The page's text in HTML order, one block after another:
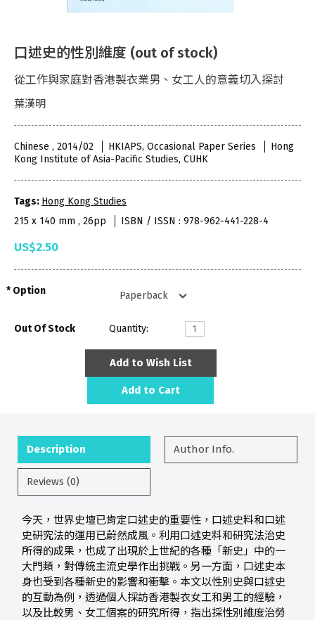
口述史的性別維度 (out of stock)
從工作與家庭對香港製衣業男、女工人的意義切入探討
葉漢明
Chinese , 2014/02 HKIAPS, Occasional Paper Series
Hong
Kong Institute of Asia-Pacific Studies, CUHK
Tags: Hong Kong Studies
215 x 140 mm , 26pp
ISBN / ISSN : 978-962-441-228-4
US$2.50
Option
Out Of Stock Quantity:
Add to Wish List
Add to Cart
Description Author Info.
Reviews (0)
今天，世界史壇已肯定口述史的重要性，口述史料和口述
史研究法的運用已蔚然成風。利用口述史料和研究法治史
所得的成果，也成了出現於上世紀的各種「新史」中的一
大門類，對傳統主流史學作出挑戰。另一方面，口述史本
身也受到各種新史的影響和衝擊。本文以性別史與口述史
的互動為例，透過個人採訪香港製衣女工和男工的經驗，
以及比較男、女工個案的研究所得，指出採性別維度治勞